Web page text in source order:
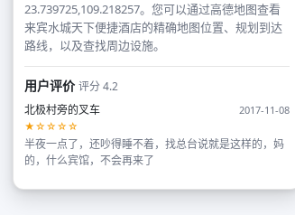
23.739725,109.218257。您可以通过高德地图查看
来宾水城天下便捷酒店的精确地图位置、规划到达
路线，以及查找周边设施。
用户评价评分 4.2
北极村旁的叉车
2017-11-08
★☆☆☆☆
半夜一点了，还吵得睡不着，找总台说就是这样的，妈
的，什么宾馆，不会再来了